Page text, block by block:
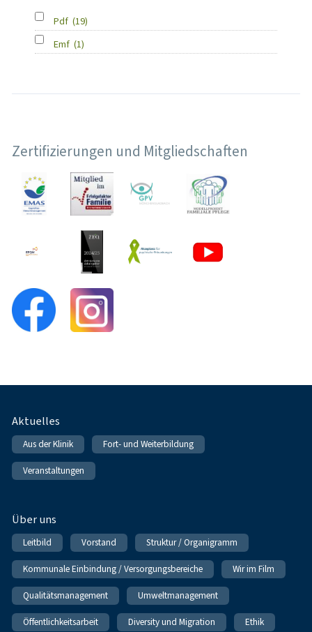
Pdf (19)
Emf (1)
Zertifizierungen und Mitgliedschaften
Fußnavigation
Aktuelles
Aus der Klinik Fort- und Weiterbildung
Veranstaltungen
Über uns
Leitbild Vorstand Struktur / Organigramm
Kommunale Einbindung / Versorgungsbereiche Wir im Film
Qualitätsmanagement Umweltmanagement
Öffentlichkeitsarbeit Diversity und Migration Ethik